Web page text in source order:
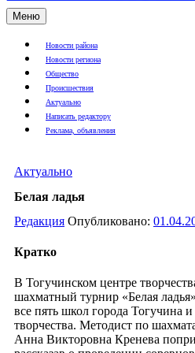
Меню
Новости района
Новости региона
Общество
Происшествия
Актуально
Написать редактору
Реклама, объявления
Актуально
Белая ладья
Редакция Опубликовано:
Кратко
В Тогучинском центре
шахматный турнир «Белая
все пять школ города Тогучина
творчества. Методист по
Анна Викторовна Кренева